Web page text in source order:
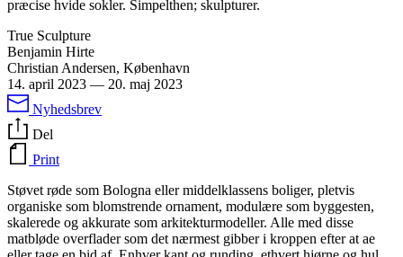
præcise hvide sokler. Simpelthen; skulpturer.
True Sculpture
Benjamin Hirte
Christian Andersen, København
14. april 2023 — 20. maj 2023
Nyhedsbrev
Del
Print
Støvet røde som Bologna eller middelklassens boliger, pletvis
organiske som blomstrende ornament, modulære som byggesten,
skalerede og akkurate som arkitekturmodeller. Alle med disse
matbløde overflader som det nærmest gibber i kroppen efter at ae